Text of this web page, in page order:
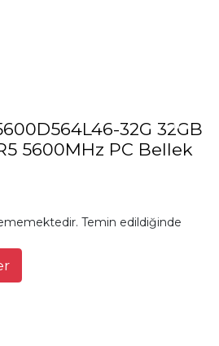
32G 32GB
5600MHz PC Bellek
Temin edildiğinde